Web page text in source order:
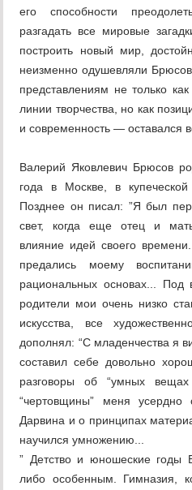
его способности
разгадать все мировые
построить новый мир,
неизменно одушевляли
представлениям не только
линии творчества, но как
и современность — оставался
Валерий Яковлевич Брюсов
года в Москве, в купеческой
Позднее он писал: ”Я был
свет, когда еще отец и
влияние идей своего
предались моему
рациональных основах... Под
родители мои очень низко
искусства, все
дополнял: “С младенчества я
составил себе довольно
разговоры об “умных
“чертовщины” меня
Дарвина и о принципах
научился умножению...
” Детство и юношеские годы
либо особенным. Гимназия,